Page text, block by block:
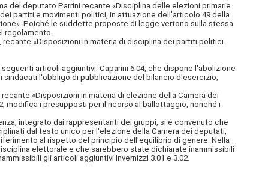
del deputato Parrini recante «Disciplina delle elezioni primarie
partiti e movimenti politici, in attuazione dell'articolo 49 della
Poiché le suddette proposte di legge vertono sulla stessa
regolamento.
«Disposizioni in materia di disciplina dei partiti politici.
articoli aggiuntivi: Caparini 6.04, che dispone l'abolizione
sindacati l'obbligo di pubblicazione del bilancio d'esercizio;
«Disposizioni in materia di elezione della Camera dei
modifica i presupposti per il ricorso al ballottaggio, nonché i
integrato dai rappresentanti dei gruppi, si è convenuto che
dal testo unico per l'elezione della Camera dei deputati,
al rispetto del principio dell'equilibrio di genere. Nella
elettorale e che sarebbero state dichiarate inammissibili
gli articoli aggiuntivi Invernizzi 3.01 e 3.02.